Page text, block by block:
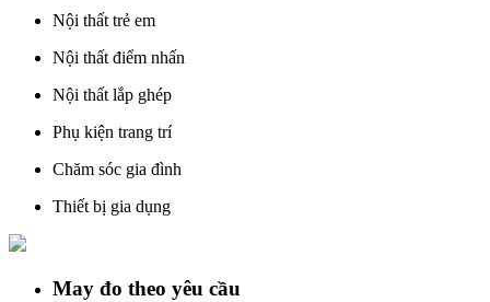
Nội thất trẻ em
Nội thất điểm nhấn
Nội thất lắp ghép
Phụ kiện trang trí
Chăm sóc gia đình
Thiết bị gia dụng
May đo theo yêu cầu